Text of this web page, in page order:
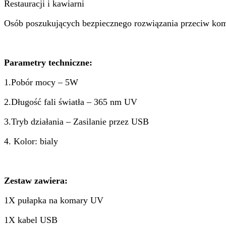
Restauracji i kawiarni
Osób poszukujących bezpiecznego rozwiązania przeciw
Parametry techniczne:
1.Pobór mocy – 5W
2.Długość fali światła – 365 nm UV
3.Tryb działania – Zasilanie przez USB
4. Kolor: bialy
Zestaw zawiera:
1X pułapka na komary UV
1X kabel USB